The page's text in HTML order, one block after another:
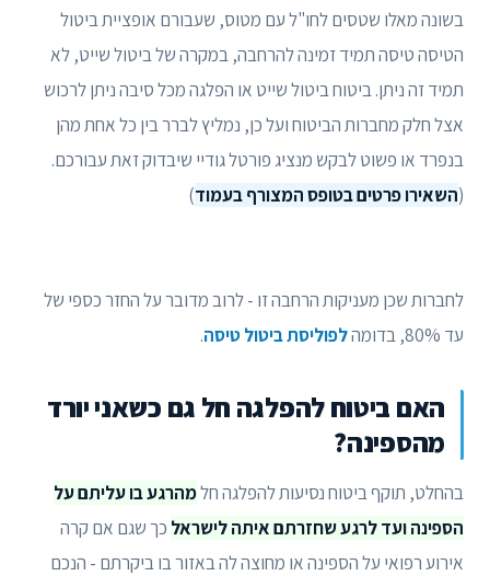
בשונה מאלו שטסים לחו"ל עם מטוס, שעבורם אופציית ביטול
הטיסה טיסה תמיד זמינה להרחבה, במקרה של ביטול שייט, לא
תמיד זה ניתן. ביטוח ביטול שייט או הפלגה מכל סיבה ניתן לרכוש
אצל חלק מחברות הביטוח ועל כן, נמליץ לברר בין כל אחת מהן
בנפרד או פשוט לבקש מנציג פורטל גודיי שיבדוק זאת עבורכם.
(השאירו פרטים בטופס המצורף בעמוד)
לחברות שכן מעניקות הרחבה זו - לרוב מדובר על החזר כספי של
עד 80%, בדומה
לפוליסת ביטול טיסה.
האם ביטוח להפלגה חל גם כשאני יורד
מהספינה?
בהחלט, תוקף ביטוח נסיעות להפלגה חלמהרגע בו עליתם על
הספינה ועד לרגע שחזרתם איתה לישראל כך שגם אם קרה
אירוע רפואי על הספינה או מחוצה לה באזור בו ביקרתם - הנכם